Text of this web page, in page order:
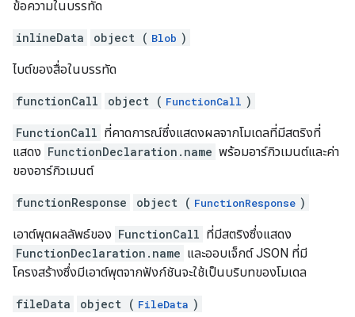
ข้อความในบรรทัด
inlineData object ( Blob )
ไบต์ของสื่อในบรรทัด
functionCall object ( FunctionCall )
FunctionCall ที่คาดการณ์ซึ่งแสดงผลจากโมเดลที่มีสตริงที่
แสดง FunctionDeclaration.name พร้อมอาร์กิวเมนต์และค่า
ของอาร์กิวเมนต์
functionResponse object ( FunctionResponse )
เอาต์พุตผลลัพธ์ของ FunctionCall ที่มีสตริงซึ่งแสดง
FunctionDeclaration.name และออบเจ็กต์ JSON ที่มี
โครงสร้างซึ่งมีเอาต์พุตจากฟังก์ชันจะใช้เป็นบริบทของโมเดล
fileData object ( FileData )